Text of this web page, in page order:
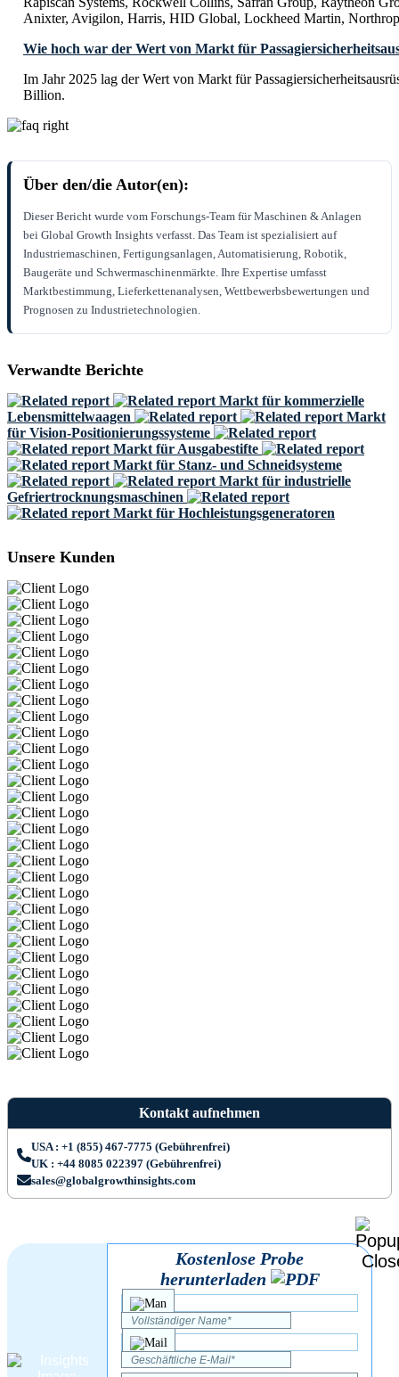
Anixter, Avigilon, Harris, HID Global, Lockheed Martin,
Wie hoch war der Wert von Markt für
Im Jahr 2025 lag der Wert von Markt für
Billion.
Über den/die Autor(en):
Dieser Bericht wurde vom Forschungs-Team für Maschinen & Anlagen
bei Global Growth Insights verfasst. Das Team ist spezialisiert auf
Industriemaschinen, Fertigungsanlagen, Automatisierung, Robotik,
Baugeräte und Schwermaschinenmärkte. Ihre Expertise umfasst
Marktbestimmung, Lieferkettenanalysen, Wettbewerbsbewertungen und
Prognosen zu Industrietechnologien.
Verwandte Berichte
Markt für kommerzielle
Lebensmittelwaagen
Markt
für Vision-Positionierungssysteme
Markt für Ausgabestifte
Markt für Stanz- und Schneidsysteme
Markt für industrielle
Gefriertrocknungsmaschinen
Markt für Hochleistungsgeneratoren
Unsere Kunden
Kontakt aufnehmen
USA : +1 (855) 467-7775 (Gebührenfrei)
UK : +44 8085 022397 (Gebührenfrei)
sales@globalgrowthinsights.com
Kostenlose Probe
herunterladen